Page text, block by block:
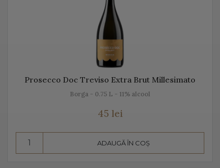
Prosecco e cel mai cunoscut vin spumant din Italia. E
adesea comparat cu Champagne, însă ele diferă
struguri folosite.
decât vin spumant, înseamnă aromă și gust deosebit,
Prosecco Doc Treviso Extra Brut Millesimato
Borga - 0.75 L - 11% alcool
45 lei
ADAUGĂ ÎN COȘ